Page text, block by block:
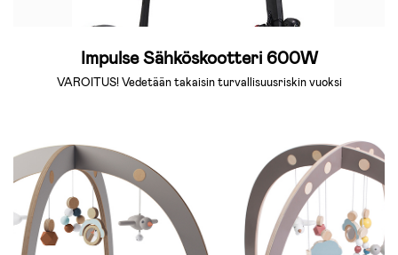
Impulse Sähköskootteri 600W
VAROITUS! Vedetään takaisin turvallisuusriskin vuoksi